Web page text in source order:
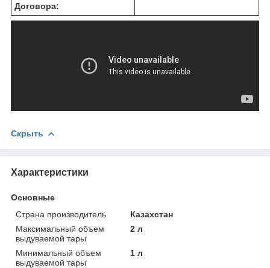
Договора:
Скрыть
Характеристики
Основные
Страна производитель
Казахстан
Максимальный объем
выдуваемой тары
2 л
Минимальный объем
выдуваемой тары
1 л